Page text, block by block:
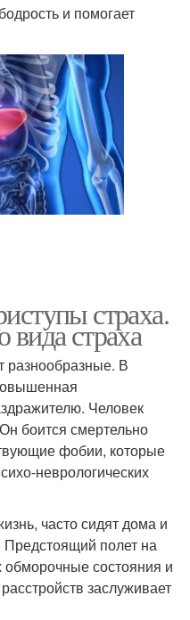
и помогает
страха.
страха
разнообразные. В
Человек
боится смертельно
фобии, которые
неврологических
часто сидят дома и
Предстоящий полет на
состояния и
заслуживает